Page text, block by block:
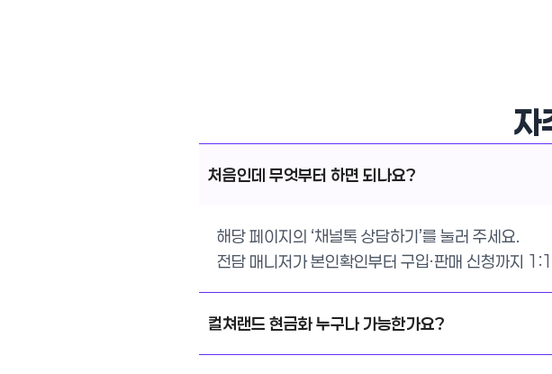
자
처음인데 무엇부터 하면 되나요?
해당 페이지의 ‘채널톡 상담하기’를 눌러 주세요.
전담 매니저가 본인확인부터 구입·판매 신청까지
컬쳐랜드 현금화 누구나 가능한가요?